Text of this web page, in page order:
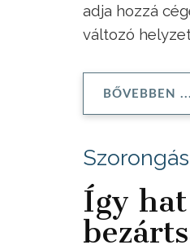
adja hozzá
változó
BŐVEBBEN ...
Így